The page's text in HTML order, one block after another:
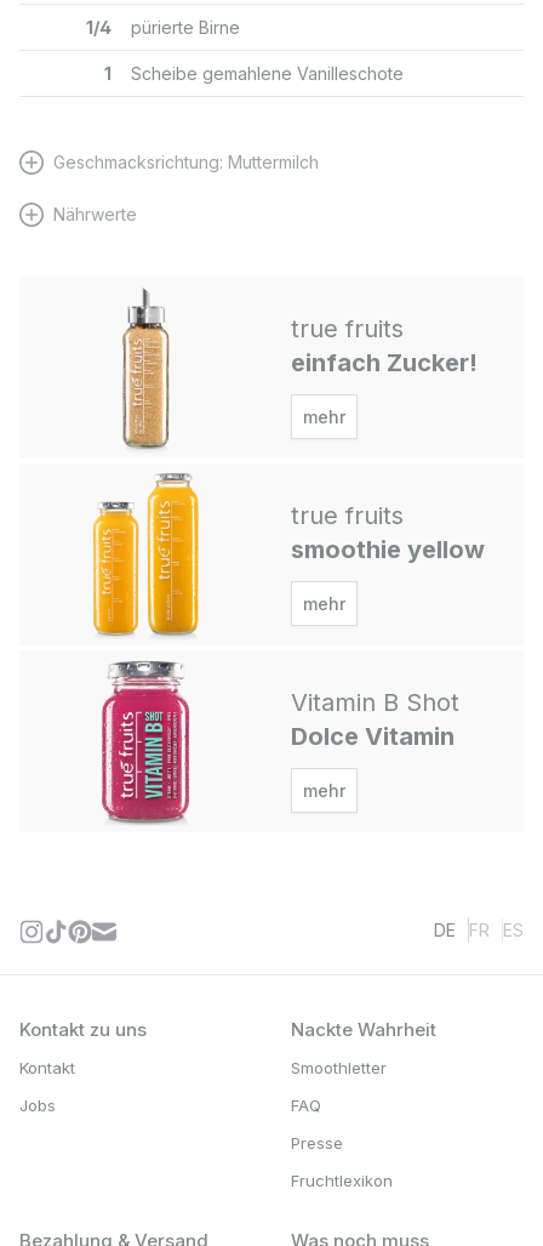
1/4 pürierte Birne
1 Scheibe gemahlene Vanilleschote
Geschmacksrichtung: Muttermilch
Nährwerte
true fruits
einfach Zucker!
mehr
true fruits
smoothie yellow
mehr
Vitamin B Shot
Dolce Vitamin
mehr
DE FR ES
Kontakt zu uns
Kontakt
Jobs
Nackte Wahrheit
Smoothletter
FAQ
Presse
Fruchtlexikon
Bezahlung & Versand Was noch muss